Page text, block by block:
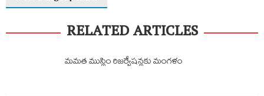
RELATED ARTICLES
మమత ముస్లిం రిజర్వేషన్లకు మంగళం